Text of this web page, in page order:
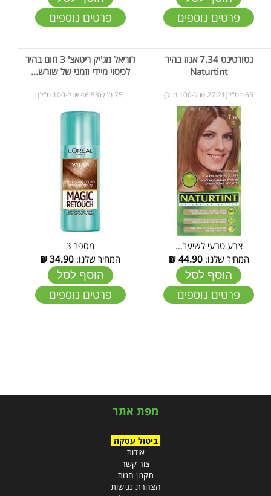
פרטים נוספים פרטים נוספים
נטורטינט 7.34 אגוז בהיר
Naturtint
165 מ"ל(27.21 ₪ ל-100 מ"ל)
צבע טבעי לשיער...
המחיר שלנו:44.90
₪
הוסף לסל
פרטים נוספים
לוריאל מג'יק ריטאצ' 3 חום בהיר
לכיסוי מיידי וזמני של שורש...
75 מ"ל(46.53 ₪ ל-100 מ"ל)
מספר 3
המחיר שלנו: 34.90
₪
הוסף לסל
פרטים נוספים
מפת אתר
ביטול עסקה
אודות
צור קשר
תקנון חנות
הצהרת נגישות